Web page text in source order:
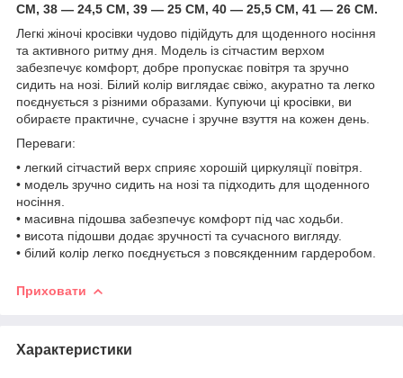
СМ, 38 — 24,5 СМ, 39 — 25 СМ, 40 — 25,5 СМ, 41 — 26 СМ.
Легкі жіночі кросівки чудово підійдуть для щоденного носіння
та активного ритму дня. Модель із сітчастим верхом
забезпечує комфорт, добре пропускає повітря та зручно
сидить на нозі. Білий колір виглядає свіжо, акуратно та легко
поєднується з різними образами. Купуючи ці кросівки, ви
обираєте практичне, сучасне і зручне взуття на кожен день.
Переваги:
• легкий сітчастий верх сприяє хорошій циркуляції повітря.
• модель зручно сидить на нозі та підходить для щоденного
носіння.
• масивна підошва забезпечує комфорт під час ходьби.
• висота підошви додає зручності та сучасного вигляду.
• білий колір легко поєднується з повсякденним гардеробом.
Приховати
Характеристики